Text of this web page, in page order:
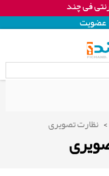
فی چند
عضويت
> نظارت تصویری